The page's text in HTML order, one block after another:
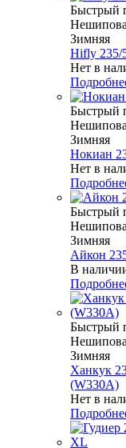
Быстрый
Зимняя
Hifly 235/
Нет в
Быстрый
Зимняя
Нокиан
Нет в
Быстрый
Зимняя
Айкон
В
Быстрый
Зимняя
Ханкук
(W330A)
Нет в